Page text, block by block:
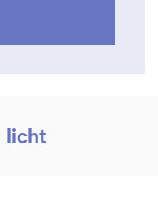
licht